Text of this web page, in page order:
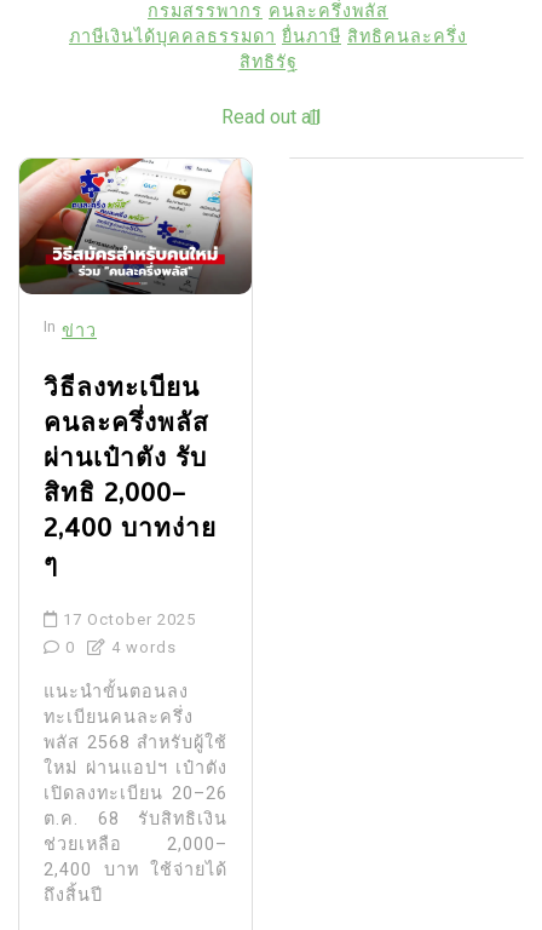
กรมสรรพากร คนละครึ่งพลัส
ภาษีเงินได้บุคคลธรรมดา ยื่นภาษี สิทธิคนละครึ่ง
สิทธิรัฐ
Read out all
In ข่าว
วิธีลงทะเบียน
คนละครึ่งพลัส
ผ่านเป๋าตัง รับ
สิทธิ 2,000–
2,400 บาทง่าย
ๆ
17 October 2025
0
4 words
แนะนำขั้นตอนลง
ทะเบียนคนละครึ่ง
พลัส 2568 สำหรับผู้ใช้
ใหม่ ผ่านแอปฯ เป๋าตัง
เปิดลงทะเบียน 20–26
ต.ค. 68 รับสิทธิเงิน
ช่วยเหลือ 2,000–
2,400 บาท ใช้จ่ายได้
ถึงสิ้นปี